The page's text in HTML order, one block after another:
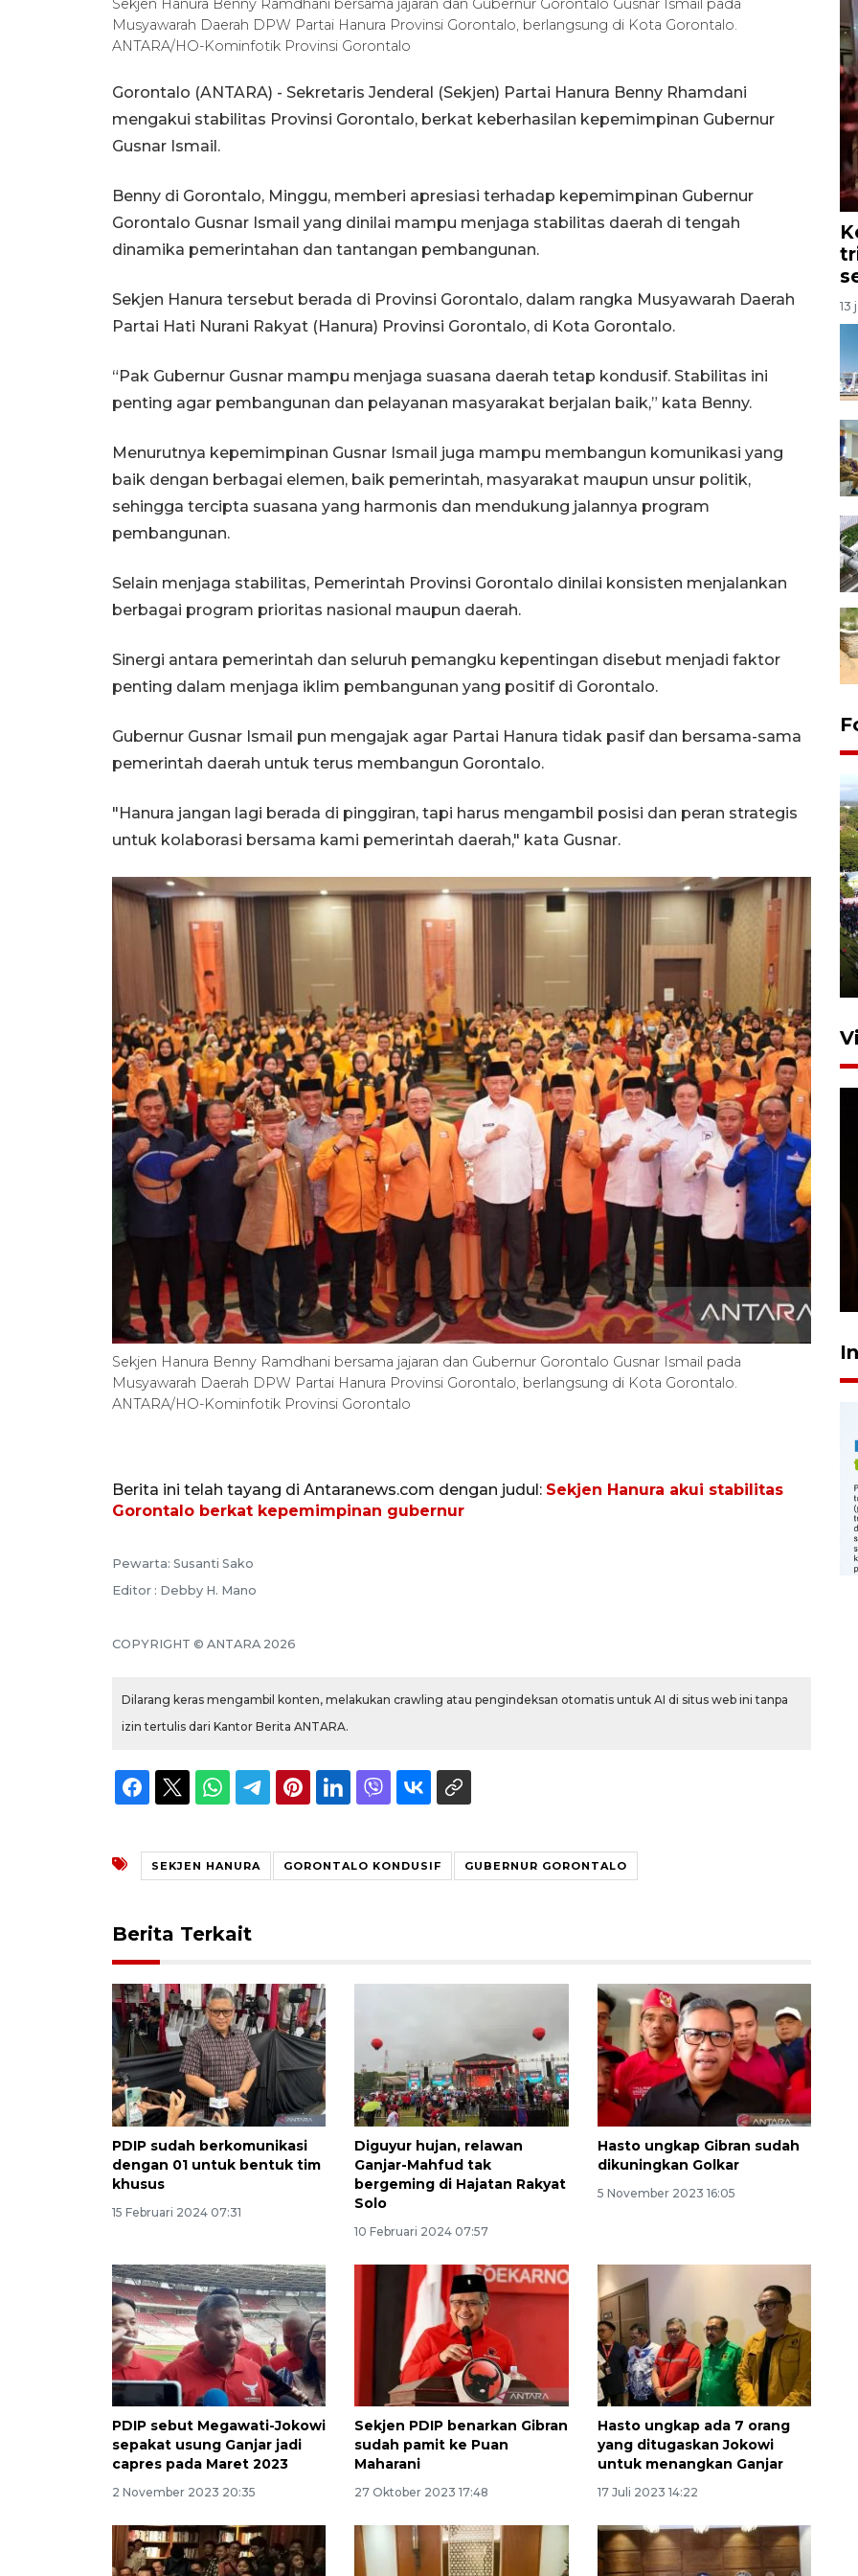
Sekjen Hanura Benny Ramdhani bersama jajaran dan Gubernur Gorontalo Gusnar Ismail pada
Musyawarah Daerah DPW Partai Hanura Provinsi Gorontalo, berlangsung di Kota Gorontalo.
ANTARA/HO-Kominfotik Provinsi Gorontalo
Gorontalo (ANTARA) - Sekretaris Jenderal (Sekjen) Partai Hanura Benny Rhamdani
mengakui stabilitas Provinsi Gorontalo, berkat keberhasilan kepemimpinan Gubernur
Gusnar Ismail.
Benny di Gorontalo, Minggu, memberi apresiasi terhadap kepemimpinan Gubernur
Gorontalo Gusnar Ismail yang dinilai mampu menjaga stabilitas daerah di tengah
dinamika pemerintahan dan tantangan pembangunan.
Sekjen Hanura tersebut berada di Provinsi Gorontalo, dalam rangka Musyawarah Daerah
Partai Hati Nurani Rakyat (Hanura) Provinsi Gorontalo, di Kota Gorontalo.
“Pak Gubernur Gusnar mampu menjaga suasana daerah tetap kondusif. Stabilitas ini
penting agar pembangunan dan pelayanan masyarakat berjalan baik,” kata Benny.
Menurutnya kepemimpinan Gusnar Ismail juga mampu membangun komunikasi yang
baik dengan berbagai elemen, baik pemerintah, masyarakat maupun unsur politik,
sehingga tercipta suasana yang harmonis dan mendukung jalannya program
pembangunan.
Selain menjaga stabilitas, Pemerintah Provinsi Gorontalo dinilai konsisten menjalankan
berbagai program prioritas nasional maupun daerah.
Sinergi antara pemerintah dan seluruh pemangku kepentingan disebut menjadi faktor
penting dalam menjaga iklim pembangunan yang positif di Gorontalo.
Gubernur Gusnar Ismail pun mengajak agar Partai Hanura tidak pasif dan bersama-sama
pemerintah daerah untuk terus membangun Gorontalo.
"Hanura jangan lagi berada di pinggiran, tapi harus mengambil posisi dan peran strategis
untuk kolaborasi bersama kami pemerintah daerah," kata Gusnar.
Sekjen Hanura Benny Ramdhani bersama jajaran dan Gubernur Gorontalo Gusnar Ismail pada
Musyawarah Daerah DPW Partai Hanura Provinsi Gorontalo, berlangsung di Kota Gorontalo.
ANTARA/HO-Kominfotik Provinsi Gorontalo
Berita ini telah tayang di Antaranews.com dengan judul: Sekjen Hanura akui stabilitas
Gorontalo berkat kepemimpinan gubernur
Pewarta: Susanti Sako
Editor : Debby H. Mano
COPYRIGHT © ANTARA 2026
Dilarang keras mengambil konten, melakukan crawling atau pengindeksan otomatis untuk AI di situs web ini tanpa
izin tertulis dari Kantor Berita ANTARA.
SEKJEN HANURA GORONTALO KONDUSIF GUBERNUR GORONTALO
Berita Terkait
PDIP sudah berkomunikasi
dengan 01 untuk bentuk tim
khusus
15 Februari 2024 07:31
Diguyur hujan, relawan
Ganjar-Mahfud tak
bergeming di Hajatan Rakyat
Solo
10 Februari 2024 07:57
Hasto ungkap Gibran sudah
dikuningkan Golkar
5 November 2023 16:05
PDIP sebut Megawati-Jokowi
sepakat usung Ganjar jadi
capres pada Maret 2023
2 November 2023 20:35
Sekjen PDIP benarkan Gibran
sudah pamit ke Puan
Maharani
27 Oktober 2023 17:48
Hasto ungkap ada 7 orang
yang ditugaskan Jokowi
untuk menangkan Ganjar
17 Juli 2023 14:22
13
UPACARA HUT KE-78
REPUBLIK INDONESIA DI
GORONTALO
SPPG di Gorontalo jaga
kandungan gizi paket MBG
Ramadhan
23 Februari 2026 18:20
2026-08-05 18:00:00